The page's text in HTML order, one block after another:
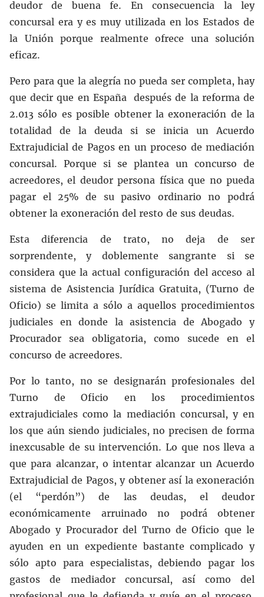
deudor de buena fe. En consecuencia la ley
concursal era y es muy utilizada en los Estados de
la Unión porque realmente ofrece una solución
eficaz.
Pero para que la alegría no pueda ser completa, hay
que decir que en España después de la reforma de
2.013 sólo es posible obtener la exoneración de la
totalidad de la deuda si se inicia un Acuerdo
Extrajudicial de Pagos en un proceso de mediación
concursal. Porque si se plantea un concurso de
acreedores, el deudor persona física que no pueda
pagar el 25% de su pasivo ordinario no podrá
obtener la exoneración del resto de sus deudas.
Esta diferencia de trato, no deja de ser
sorprendente, y doblemente sangrante si se
considera que la actual configuración del acceso al
sistema de Asistencia Jurídica Gratuita, (Turno de
Oficio) se limita a sólo a aquellos procedimientos
judiciales en donde la asistencia de Abogado y
Procurador sea obligatoria, como sucede en el
concurso de acreedores.
Por lo tanto, no se designarán profesionales del
Turno de Oficio en los procedimientos
extrajudiciales como la mediación concursal, y en
los que aún siendo judiciales, no precisen de forma
inexcusable de su intervención. Lo que nos lleva a
que para alcanzar, o intentar alcanzar un Acuerdo
Extrajudicial de Pagos, y obtener así la exoneración
(el “perdón”) de las deudas, el deudor
económicamente arruinado no podrá obtener
Abogado y Procurador del Turno de Oficio que le
ayuden en un expediente bastante complicado y
sólo apto para especialistas, debiendo pagar los
gastos de mediador concursal, así como del